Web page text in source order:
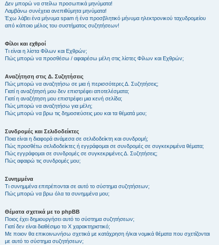
Δεν μπορώ να στείλω προσωπικά μηνύματα!
Λαμβάνω συνέχεια ανεπιθύμητα μηνύματα!
Έχω λάβει ένα μήνυμα spam ή ένα προσβλητικό μήνυμα ηλεκτρονικού ταχυδρομείου
από κάποιο μέλος του συστήματος συζητήσεων!
Φίλοι και εχθροί
Τι είναι η λίστα Φίλων και Εχθρών;
Πώς μπορώ να προσθέσω / αφαιρέσω μέλη στις λίστες Φίλων και Εχθρών;
Αναζήτηση στις Δ. Συζητήσεις
Πώς μπορώ να αναζητήσω σε μια ή περισσότερες Δ. Συζητήσεις;
Γιατί η αναζήτησή μου δεν επιστρέφει αποτελέσματα;
Γιατί η αναζήτηση μου επιστρέφει μια κενή σελίδα;
Πώς μπορώ να αναζητήσω για μέλη;
Πώς μπορώ να βρω τις δημοσιεύσεις μου και τα θέματά μου;
Συνδρομές και Σελιδοδείκτες
Ποια είναι η διαφορά ανάμεσα σε σελιδοδείκτη και συνδρομή;
Πώς προσθέτω σελιδοδείκτες ή εγγράφομαι σε συνδρομές σε συγκεκριμένα θέματα;
Πώς εγγράφομαι σε συνδρομές σε συγκεκριμένες Δ. Συζητήσεις;
Πώς αφαιρώ τις συνδρομές μου;
Συνημμένα
Τι συνημμένα επιτρέπονται σε αυτό το σύστημα συζητήσεων;
Πώς μπορώ να βρω όλα τα συνημμένα μου;
Θέματα σχετικά με το phpBB
Ποιος έχει δημιουργήσει αυτό το σύστημα συζητήσεων;
Γιατί δεν είναι διαθέσιμο το Χ χαρακτηριστικό;
Με ποιον θα επικοινωνήσω σχετικά με κατάχρηση ή/και νομικά θέματα που σχετίζονται
με αυτό το σύστημα συζητήσεων;